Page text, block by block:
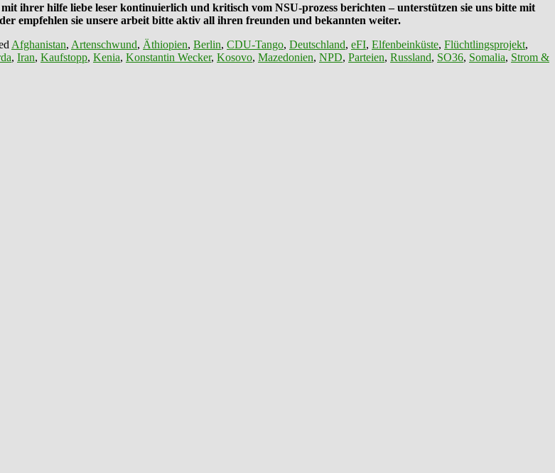
ihrer hilfe liebe leser kontinuierlich und kritisch vom NSU-prozess berichten – unterstützen sie uns bitte mit
empfehlen sie unsere arbeit bitte aktiv all ihren freunden und bekannten weiter.
Afghanistan, Artenschwund, Äthiopien, Berlin, CDU-Tango, Deutschland, eFI, Elfenbeinküste, Flüchtlingsprojekt,
, Iran, Kaufstopp, Kenia, Konstantin Wecker, Kosovo, Mazedonien, NPD, Parteien, Russland, SO36, Somalia, Strom &